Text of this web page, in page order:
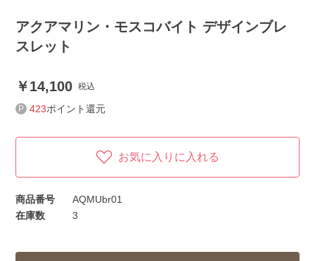
アクアマリン・モスコバイト デザインブレ
スレット
14,100 税込
423ポイント還元
お気に入りに入れる
商品番号
AQMUbr01
在庫数
3